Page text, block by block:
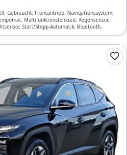
Gebraucht, Frontantrieb, Navigationssystem,
Multifunktionslenkrad, Regensensor,
Start/Stopp-Automatik, Bluetooth,
Erkennung, ESP, ABS, Klimaautomatik,